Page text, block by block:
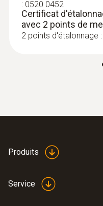
: 0520 0452
Certificat
avec 2 points de
2 points d'étalonnage
Produits
Service